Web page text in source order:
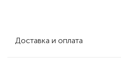
Доставка и оплата